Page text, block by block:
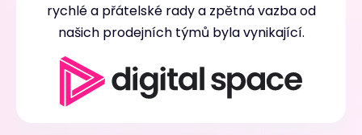
rychlé a přátelské rady a zpětná vazba od
našich prodejních týmů byla vynikající.